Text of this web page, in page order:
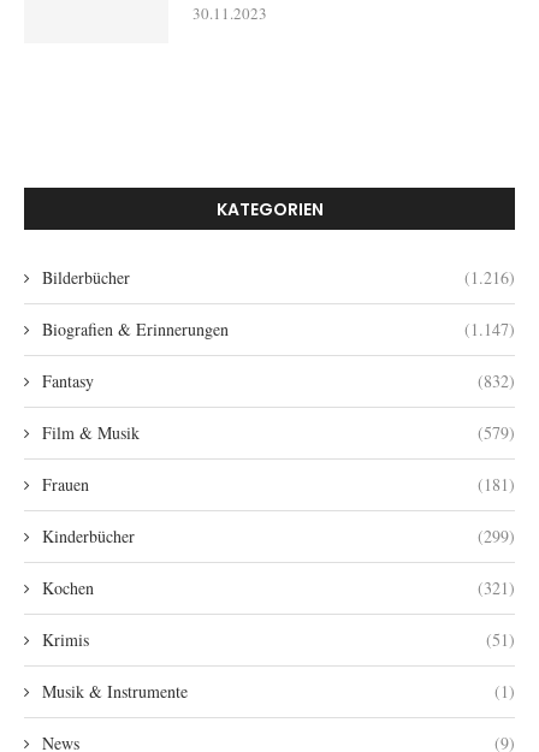
30.11.2023
KATEGORIEN
Bilderbücher (1.216)
Biografien & Erinnerungen (1.147)
Fantasy (832)
Film & Musik (579)
Frauen (181)
Kinderbücher (299)
Kochen (321)
Krimis (51)
Musik & Instrumente (1)
News (9)